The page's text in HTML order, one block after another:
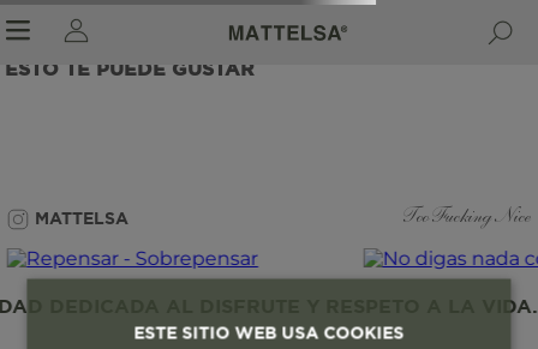
ESTO TE PUEDE GUSTAR
MATTELSA Too Fucking Nice
DEDICADA AL DISFRUTE Y RESPETO A LA
ESTE SITIO WEB USA COOKIES